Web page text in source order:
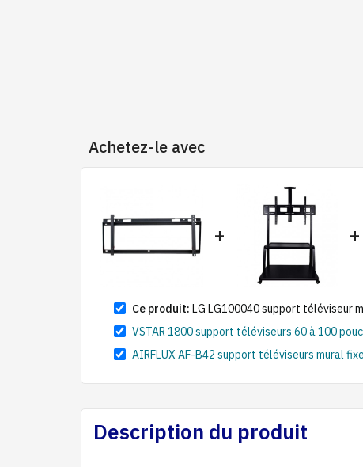
Achetez-le avec
+ +
Ce produit: LG LG100040 support téléviseur
VSTAR 1800 support téléviseurs 60 à 100
AIRFLUX AF-B42 support téléviseurs mural
Description du produit